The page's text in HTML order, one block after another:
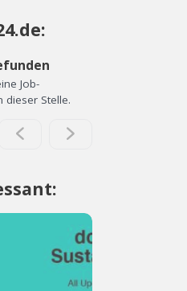
Job-
dieser Stelle.